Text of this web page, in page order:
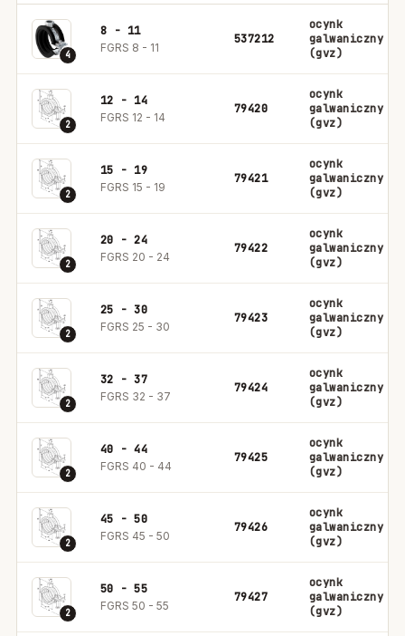
4
8 - 11
FGRS 8 - 11
537212
ocynk
galwaniczny
(gvz)
2
12 - 14
FGRS 12 - 14
79420
ocynk
galwaniczny
(gvz)
2
15 - 19
FGRS 15 - 19
79421
ocynk
galwaniczny
(gvz)
2
20 - 24
FGRS 20 - 24
79422
ocynk
galwaniczny
(gvz)
2
25 - 30
FGRS 25 - 30
79423
ocynk
galwaniczny
(gvz)
2
32 - 37
FGRS 32 - 37
79424
ocynk
galwaniczny
(gvz)
2
40 - 44
FGRS 40 - 44
79425
ocynk
galwaniczny
(gvz)
2
45 - 50
FGRS 45 - 50
79426
ocynk
galwaniczny
(gvz)
2
50 - 55
FGRS 50 - 55
79427
ocynk
galwaniczny
(gvz)